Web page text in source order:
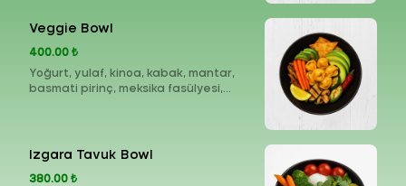
Veggie Bowl
400.00 ₺
Yoğurt, yulaf, kinoa, kabak, mantar,
basmati pirinç, meksika fasülyesi,
Izgara Tavuk Bowl
380.00 ₺